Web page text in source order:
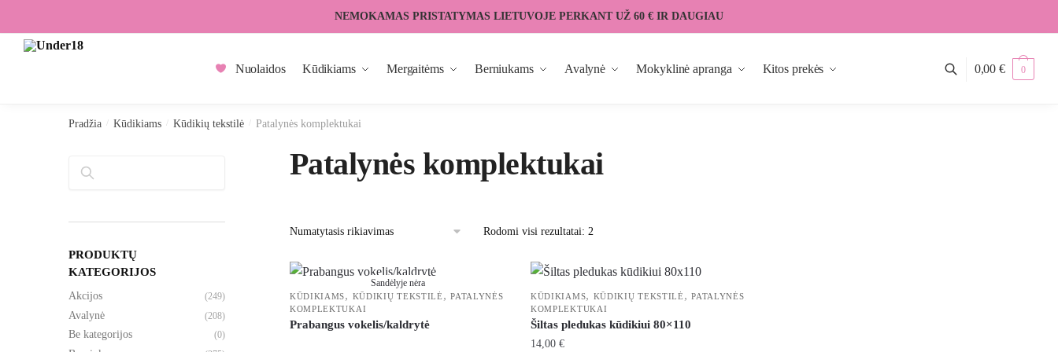
navigation
content
NEMOKAMAS PRISTATYMAS LIETUVOJE PERKANT UŽ 60 € IR DAUGIAU
Nuolaidos Kūdikiams Mergaitėms Berniukams Avalynė Mokyklinė apranga Kitos prekės 0,00€ 0
Pradžia Kūdikiams Kūdikių tekstilė Patalynės komplektukai
Patalynės komplektukai
Rodomi visi rezultatai: 2
Sandėlyje nėra
KŪDIKIAMS, KŪDIKIŲ TEKSTILĖ ,PATALYNĖS
KOMPLEKTUKAI
Prabangus vokelis/kaldrytė
KŪDIKIAMS, KŪDIKIŲ TEKSTILĖ ,PATALYNĖS
KOMPLEKTUKAI
Šiltas pledukas kūdikiui 80×110
14,00 €
PRODUKTŲ
KATEGORIJOS
Akcijos (249)
Avalynė (208)
Be kategorijos (0)